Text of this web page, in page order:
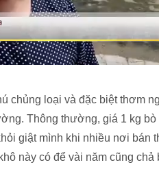
chủng loại và đặc biệt thơm
Thông thường, giá 1 kg
giật mình khi nhiều nơi bán
khô này có để vài năm cũng chả